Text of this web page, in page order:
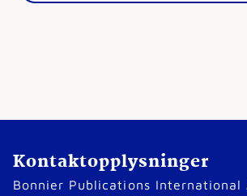
Kontaktopplysninger
Bonnier Publications International